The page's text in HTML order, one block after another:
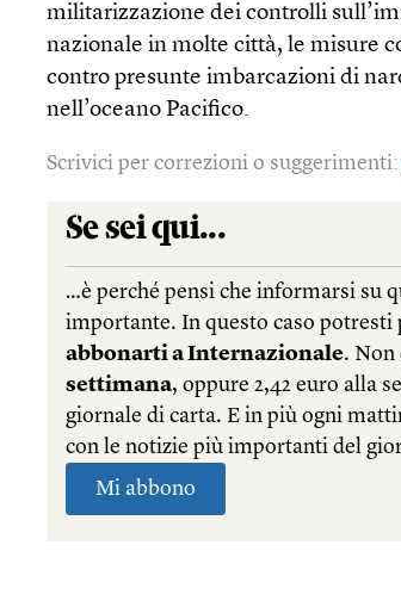
militarizzazione dei controlli
nazionale in molte città, le misure
contro presunte imbarcazioni di
nell’oceano Pacifico.
Scrivici per correzioni o